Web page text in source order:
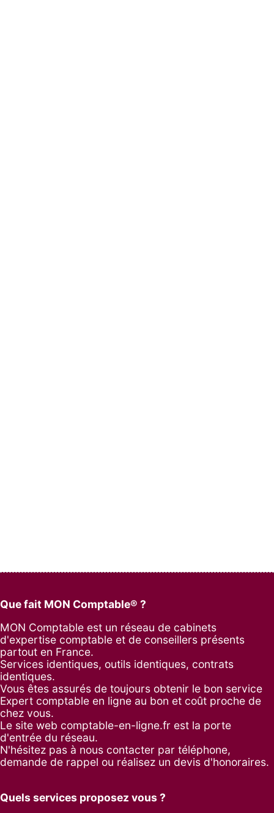
Que fait MON Comptable® ?
MON Comptable est un réseau de cabinets
d'expertise comptable et de conseillers présents
partout en France.
Services identiques, outils identiques, contrats
identiques.
Vous êtes assurés de toujours obtenir le bon service
Expert comptable en ligne au bon et coût proche de
chez vous.
Le site web comptable-en-ligne.fr est la porte
d'entrée du réseau.
N'hésitez pas à nous contacter par téléphone,
demande de rappel ou réalisez un devis d'honoraires.
Quels services proposez vous ?